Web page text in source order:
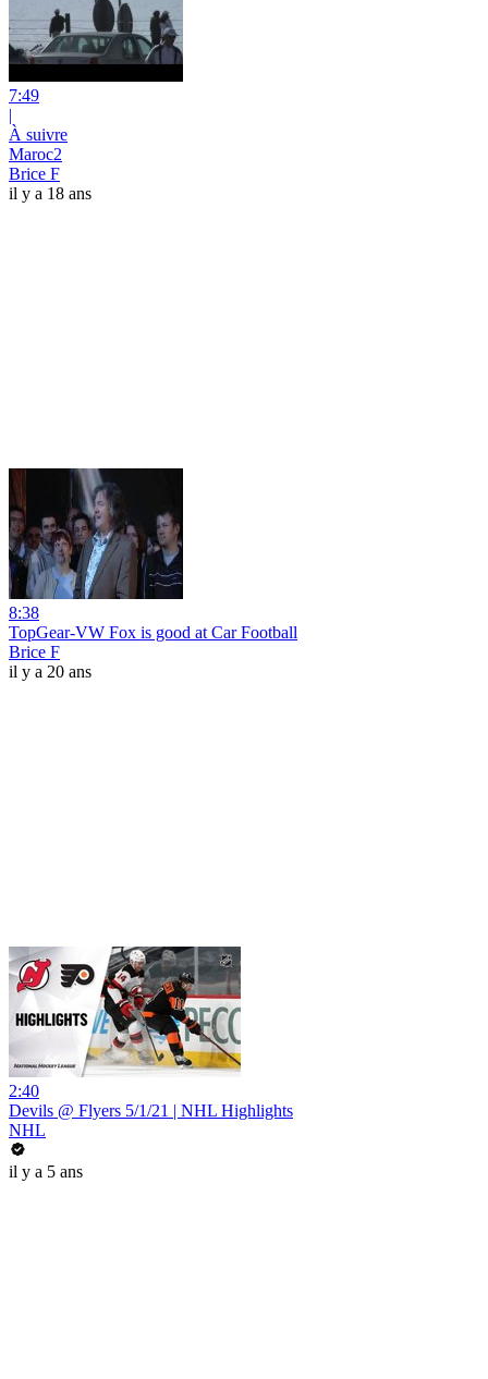
7:49
|
À suivre
Maroc2
Brice F
il y a 18 ans
8:38
TopGear-VW Fox is good at Car Football
Brice F
il y a 20 ans
2:40
Devils @ Flyers 5/1/21 | NHL Highlights
NHL
il y a 5 ans